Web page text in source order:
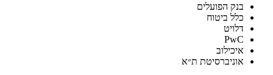
בנק הפועלים
כלל ביטוח
דלויט
PwC
איכילוב
אוניברסיטת ת״א